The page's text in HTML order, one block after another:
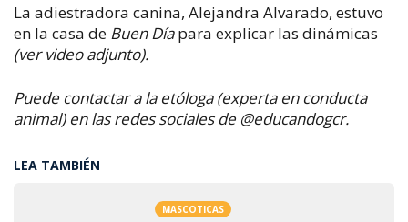
La adiestradora canina, Alejandra Alvarado, estuvo
en la casa de Buen Díapara explicar las dinámicas
(ver video adjunto).
Puede contactar a la etóloga (experta en conducta
animal) en las redes sociales de @educandogcr.
LEA TAMBIÉN
MASCOTICAS